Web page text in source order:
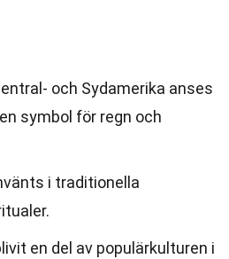
och Sydamerika anses
symbol för regn och
i traditionella
en del av populärkulturen i